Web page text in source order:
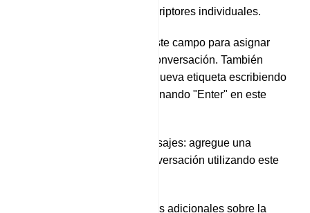
individuales o suscriptores individuales.
Etiquetas: utiliza este campo para asignar
una etiqueta a la conversación. También
puedes crear una nueva etiqueta escribiendo
un nombre y presionando "Enter" en este
Secuencia de mensajes: agregue una
secuencia a la conversación utilizando este
Notas: Incluya notas adicionales sobre la